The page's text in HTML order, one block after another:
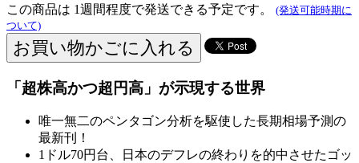
この商品は 1週間程度で発送できる予定です。 (発送可能時期に
ついて)
「超株高かつ超円高」が示現する世界
唯一無二のペンタゴン分析を駆使した長期相場予測の
最新刊！
1ドル70円台、日本のデフレの終わりを的中させたゴッ